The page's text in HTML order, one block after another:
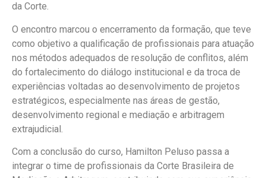
da Corte.
O encontro marcou o encerramento da formação, que teve
como objetivo a qualificação de profissionais para atuação
nos métodos adequados de resolução de conflitos, além
do fortalecimento do diálogo institucional e da troca de
experiências voltadas ao desenvolvimento de projetos
estratégicos, especialmente nas áreas de gestão,
desenvolvimento regional e mediação e arbitragem
extrajudicial.
Com a conclusão do curso, Hamilton Peluso passa a
integrar o time de profissionais da Corte Brasileira de